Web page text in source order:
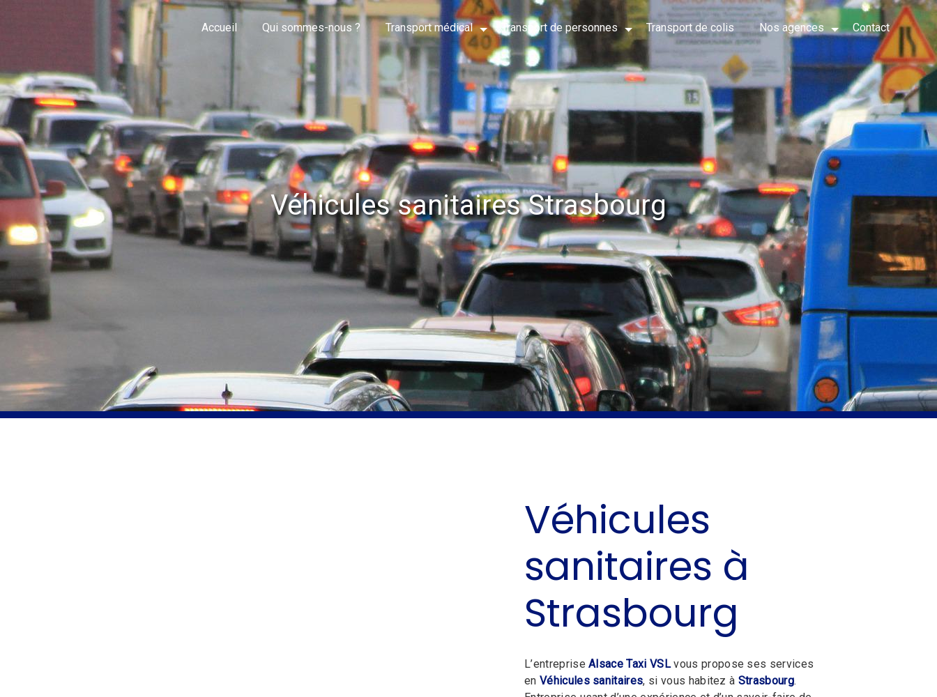
Accueil Qui sommes-nous ? Transport médical Transport de personnes Transport de colis Nos agences Contact
Véhicules sanitaires Strasbourg
Véhicules
sanitaires à
Strasbourg
L’entrepriseAlsace Taxi VSLvous propose ses services
en Véhicules sanitaires, si vous habitez à Strasbourg.
Panneau de gestion des cookies